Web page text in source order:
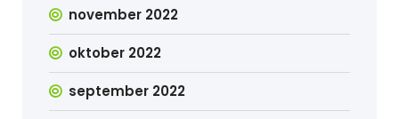
november 2022
oktober 2022
september 2022